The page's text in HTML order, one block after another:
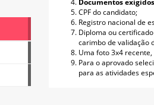
Documentos
CPF do candidato;
Registro nacional de
Diploma ou
carimbo de validação
Uma foto 3x4
Para o aprovado
para as atividades